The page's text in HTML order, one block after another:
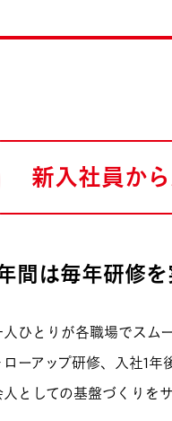
新入社員か
間は毎年研修
ひとりが各職場でスム
ーアップ研修、入社1
としての基盤づくりを